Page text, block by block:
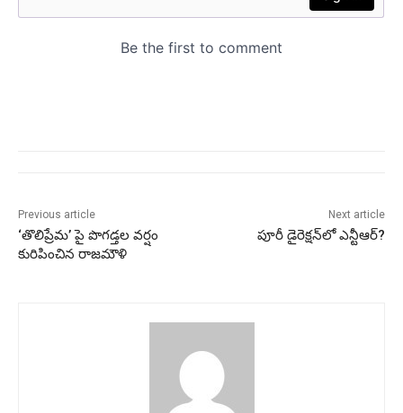
Previous article
‘తొలిప్రేమ’ పై పొగడ్తల వర్షం
కురిపించిన రాజమౌళి
Next article
పూరీ డైరెక్షన్‌లో ఎన్టీఆర్‌?